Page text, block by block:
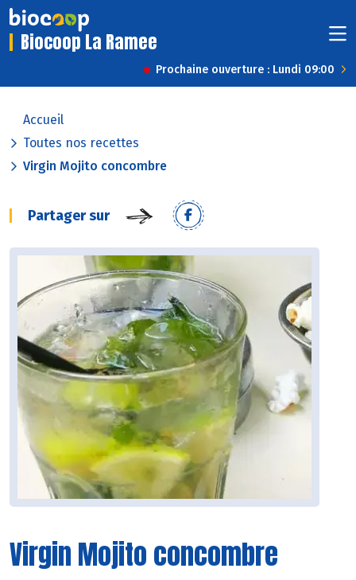
Biocoop La Ramee
Prochaine ouverture : Lundi 09:00
Accueil
Toutes nos recettes
Virgin Mojito concombre
Partager sur
Virgin Mojito concombre